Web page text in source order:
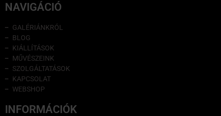
NAVIGÁCIÓ
GALÉRIÁNKRÓL
BLOG
KIÁLLÍTÁSOK
MŰVÉSZEINK
SZOLGÁLTATÁSOK
KAPCSOLAT
WEBSHOP
INFORMÁCIÓK